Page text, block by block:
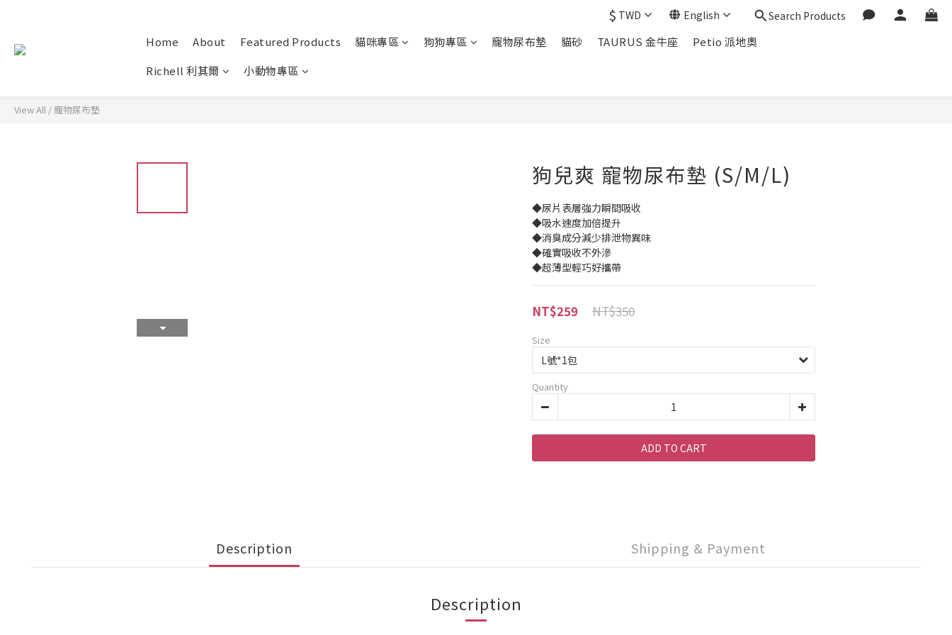
$ TWD English Search Products
Home About Featured Products 貓咪專區 狗狗專區 寵物尿布墊 貓砂 TAURUS 金牛座
Petio 派地奧
Richell 利其爾
小動物專區
View All / 寵物尿布墊
狗兒爽 寵物尿布墊 (S/M/L)
◆尿片表層強力瞬間吸收
◆吸水速度加倍提升
◆消臭成分減少排泄物異味
◆確實吸收不外滲
◆超薄型輕巧好攜帶
NT$350
NT$259
Size
Quantity
ADD TO CART
Description Shipping & Payment
Description